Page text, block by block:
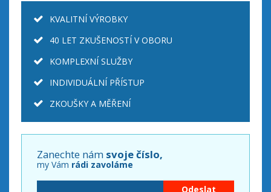
KVALITNÍ VÝROBKY
40 LET ZKUŠENOSTÍ V OBORU
KOMPLEXNÍ SLUŽBY
INDIVIDUÁLNÍ PŘÍSTUP
ZKOUŠKY A MĚŘENÍ
Zanechte nám svoje číslo,
my Vám rádi zavoláme